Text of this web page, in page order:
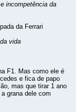
incompetência da
da Ferrari
vida
F1. Mas como ele é
e fica de papo
mas que tirar 1 ano
grana dele com